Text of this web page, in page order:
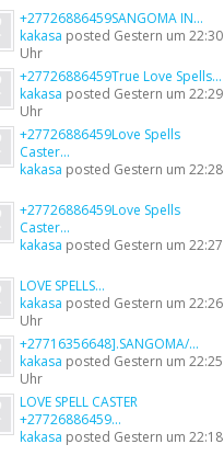
+27726886459SANGOMA IN...
kakasa posted Gestern um 22:30
Uhr
+27726886459True Love Spells...
kakasa posted Gestern um 22:29
Uhr
+27726886459Love Spells
Caster...
kakasa posted Gestern um 22:28
+27726886459Love Spells
Caster...
kakasa posted Gestern um 22:27
LOVE SPELLS...
kakasa posted Gestern um 22:26
Uhr
+27716356648].SANGOMA/...
kakasa posted Gestern um 22:25
Uhr
LOVE SPELL CASTER
+27726886459...
kakasa posted Gestern um 22:18